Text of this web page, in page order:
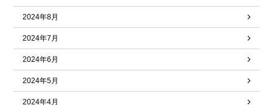
2024年8月
2024年7月
2024年6月
2024年5月
2024年4月